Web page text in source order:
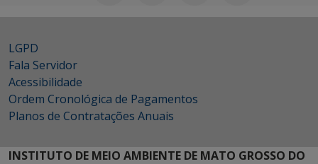
LGPD
Fala Servidor
Acessibilidade
Ordem Cronológica de Pagamentos
Planos de Contratações Anuais
INSTITUTO DE MEIO AMBIENTE DE MATO GROSSO DO